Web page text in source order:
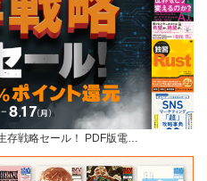
存戦略セール！ PDF版電…